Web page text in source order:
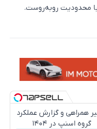
محدودیت روبه‌روست.
همراهی و گزارش عملکرد
گروه اسنپ در ۱۴۰۴